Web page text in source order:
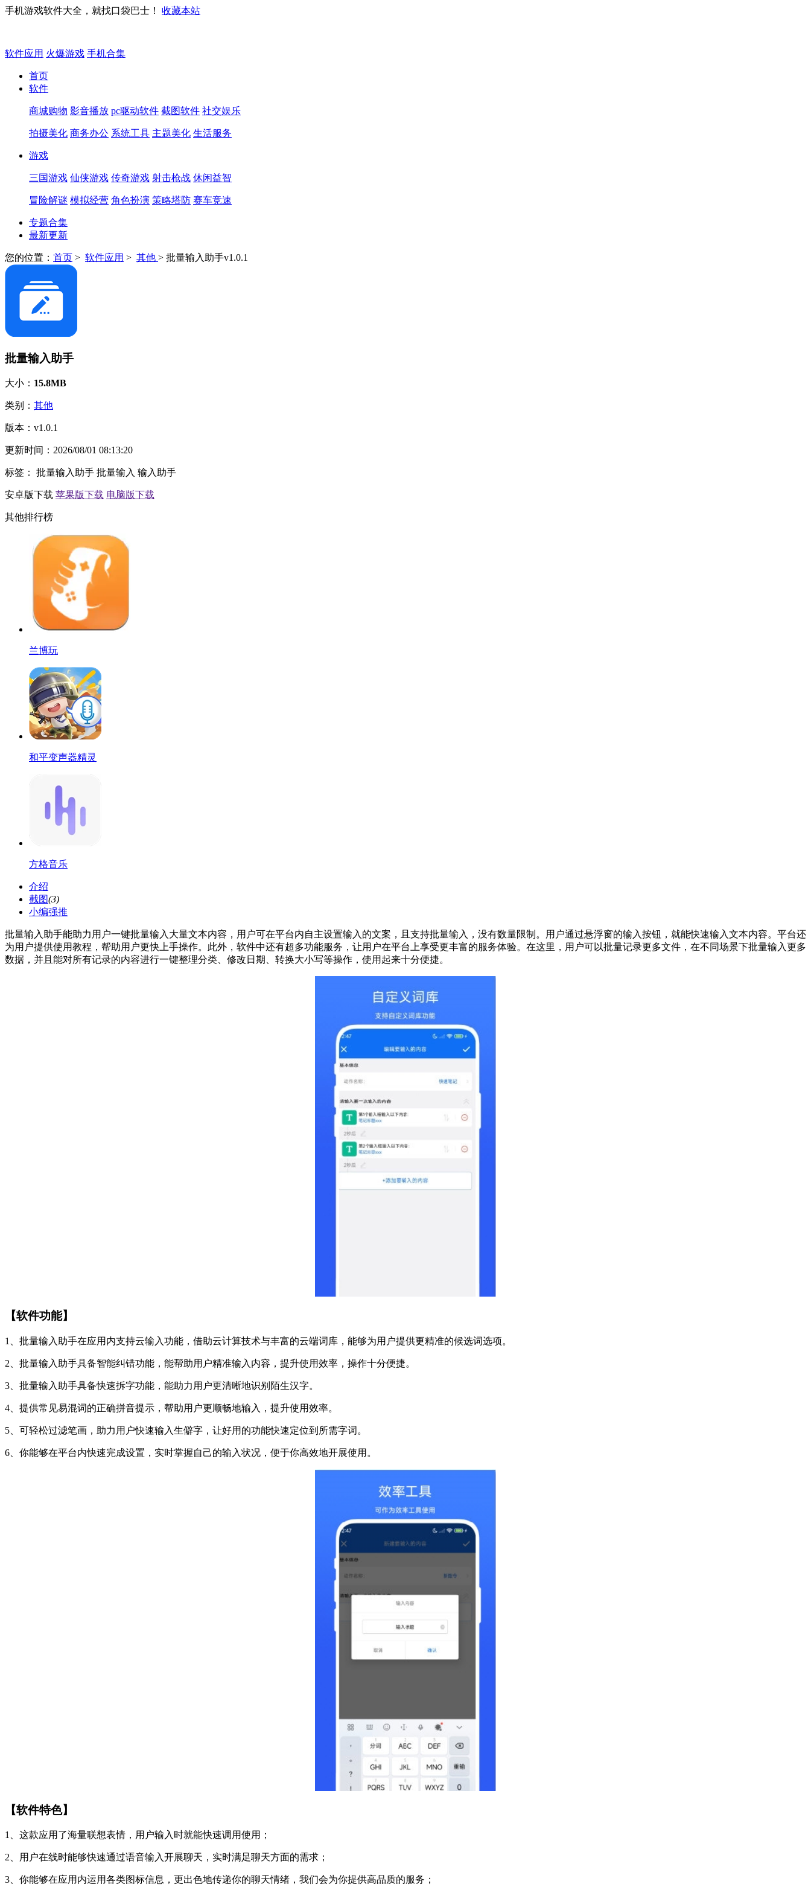
手机游戏软件大全，就找口袋巴士！ 收藏本站
软件应用 火爆游戏 手机合集
首页
软件
商城购物 影音播放 pc驱动软件 截图软件 社交娱乐
拍摄美化 商务办公 系统工具 主题美化 生活服务
游戏
三国游戏 仙侠游戏 传奇游戏 射击枪战 休闲益智
冒险解谜 模拟经营 角色扮演 策略塔防 赛车竞速
专题合集
最新更新
您的位置： 首页 > 软件应用 > 其他 > 批量输入助手v1.0.1
批量输入助手
大小： 15.8MB
类别： 其他
版本： v1.0.1
更新时间： 2026/08/01 08:13:20
标签： 批量输入助手 批量输入 输入助手
安卓版下载 苹果版下载 电脑版下载
其他排行榜
兰博玩
和平变声器精灵
方格音乐
介绍
截图(3)
小编强推
批量输入助手能助力用户一键批量输入大量文本内容，用户可在平台内自主设置输入的文案，且支持批量输入，没有数量限制。用户通过悬浮窗的输入按钮，就能快速输入文本内容。平台还
为用户提供使用教程，帮助用户更快上手操作。此外，软件中还有超多功能服务，让用户在平台上享受更丰富的服务体验。在这里，用户可以批量记录更多文件，在不同场景下批量输入更多
数据，并且能对所有记录的内容进行一键整理分类、修改日期、转换大小写等操作，使用起来十分便捷。
【软件功能】
1、批量输入助手在应用内支持云输入功能，借助云计算技术与丰富的云端词库，能够为用户提供更精准的候选词选项。
2、批量输入助手具备智能纠错功能，能帮助用户精准输入内容，提升使用效率，操作十分便捷。
3、批量输入助手具备快速拆字功能，能助力用户更清晰地识别陌生汉字。
4、提供常见易混词的正确拼音提示，帮助用户更顺畅地输入，提升使用效率。
5、可轻松过滤笔画，助力用户快速输入生僻字，让好用的功能快速定位到所需字词。
6、你能够在平台内快速完成设置，实时掌握自己的输入状况，便于你高效地开展使用。
【软件特色】
1、这款应用了海量联想表情，用户输入时就能快速调用使用；
2、用户在线时能够快速通过语音输入开展聊天，实时满足聊天方面的需求；
3、你能够在应用内运用各类图标信息，更出色地传递你的聊天情绪，我们会为你提供高品质的服务；